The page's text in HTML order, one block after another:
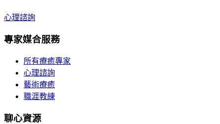
心理諮詢
專家媒合服務
所有療癒專家
心理諮詢
藝術療癒
職涯教練
聊心資源